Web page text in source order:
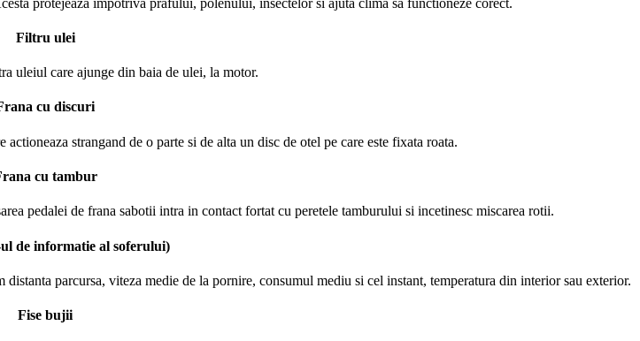
Filtru ulei
uleiul care ajunge din baia de ulei, la motor.
cu discuri
strangand de o parte si de alta un disc de otel pe care este fixata roata.
cu tambur
pedalei de frana sabotii intra in contact fortat cu peretele tamburului si incetinesc miscarea rotii.
de informatie al soferului)
parcursa, viteza medie de la pornire, consumul mediu si cel instant, temperatura din interior sau exterior.
Fise bujii